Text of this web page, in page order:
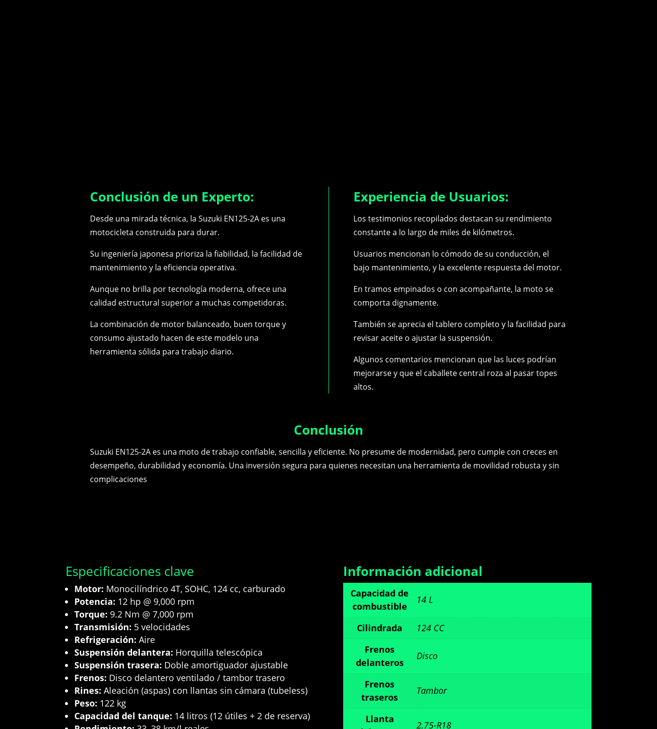
Conclusión de un Experto:
Desde una mirada técnica, la Suzuki EN125-2A es una
motocicleta construida para durar.
Su ingeniería japonesa prioriza la fiabilidad, la facilidad de
mantenimiento y la eficiencia operativa.
Aunque no brilla por tecnología moderna, ofrece una
calidad estructural superior a muchas competidoras.
La combinación de motor balanceado, buen torque y
consumo ajustado hacen de este modelo una
herramienta sólida para trabajo diario.
Experiencia de Usuarios:
Los testimonios recopilados destacan su rendimiento
constante a lo largo de miles de kilómetros.
Usuarios mencionan lo cómodo de su conducción, el
bajo mantenimiento, y la excelente respuesta del motor.
En tramos empinados o con acompañante, la moto se
comporta dignamente.
También se aprecia el tablero completo y la facilidad para
revisar aceite o ajustar la suspensión.
Algunos comentarios mencionan que las luces podrían
mejorarse y que el caballete central roza al pasar topes
altos.
Conclusión
Suzuki EN125-2A es una moto de trabajo confiable, sencilla y eficiente. No presume de modernidad, pero cumple con creces en
desempeño, durabilidad y economía. Una inversión segura para quienes necesitan una herramienta de movilidad robusta y sin
complicaciones
Especificaciones clave
Motor: Monocilíndrico 4T, SOHC, 124 cc, carburado
Potencia: 12 hp @ 9,000 rpm
Torque: 9.2 Nm @ 7,000 rpm
Transmisión: 5 velocidades
Refrigeración: Aire
Suspensión delantera: Horquilla telescópica
Suspensión trasera: Doble amortiguador ajustable
Frenos: Disco delantero ventilado / tambor trasero
Rines: Aleación (aspas) con llantas sin cámara (tubeless)
Peso: 122 kg
Capacidad del tanque: 14 litros (12 útiles + 2 de reserva)
Información adicional
Capacidad de
combustible
14 L
Cilindrada
124 CC
Frenos
delanteros
Disco
Frenos
traseros
Tambor
Llanta
2.75-R18